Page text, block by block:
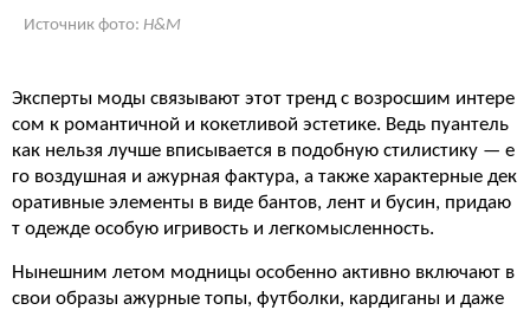
Источник фото: H&M
Эксперты моды связывают этот тренд с возросшим интере
сом к романтичной и кокетливой эстетике. Ведь пуантель
как нельзя лучше вписывается в подобную стилистику — е
го воздушная и ажурная фактура, а также характерные дек
оративные элементы в виде бантов, лент и бусин, придаю
т одежде особую игривость и легкомысленность.
Нынешним летом модницы особенно активно включают в
свои образы ажурные топы, футболки, кардиганы и даже